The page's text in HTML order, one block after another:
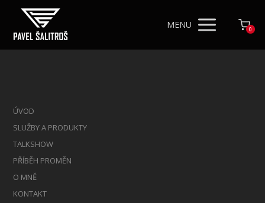
MENU 0
ÚVOD
SLUŽBY A PRODUKTY
TALKSHOW
PŘÍBĚH PROMĚN
O MNĚ
KONTAKT